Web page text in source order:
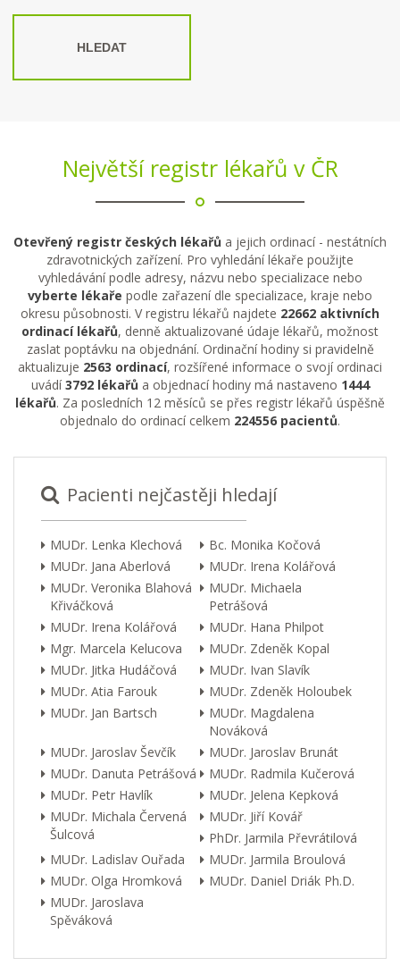
HLEDAT
Největší registr lékařů v ČR
Otevřený registr českých lékařů a jejich ordinací - nestátních
zdravotnických zařízení. Pro vyhledání lékaře použijte
vyhledávání podle adresy, názvu nebo specializace nebo
vyberte lékaře podle zařazení dle specializace, kraje nebo
okresu působnosti. V registru lékařů najdete 22662 aktivních
ordinací lékařů, denně aktualizované údaje lékařů, možnost
zaslat poptávku na objednání. Ordinační hodiny si pravidelně
aktualizuje 2563 ordinací, rozšířené informace o svojí ordinaci
uvádí3792 lékařů a objednací hodiny má nastaveno 1444
lékařů. Za posledních 12 měsíců se přes registr lékařů úspěšně
objednalo do ordinací celkem 224556 pacientů.
Pacienti nejčastěji hledají
MUDr. Lenka Klechová
Bc. Monika Kočová
MUDr. Jana Aberlová
MUDr. Irena Kolářová
MUDr. Veronika Blahová
Křiváčková
MUDr. Michaela
Petrášová
MUDr. Irena Kolářová
MUDr. Hana Philpot
Mgr. Marcela Kelucova
MUDr. Zdeněk Kopal
MUDr. Jitka Hudáčová
MUDr. Ivan Slavík
MUDr. Atia Farouk
MUDr. Zdeněk Holoubek
MUDr. Jan Bartsch
MUDr. Magdalena
Nováková
MUDr. Jaroslav Ševčík
MUDr. Jaroslav Brunát
MUDr. Danuta Petrášová
MUDr. Radmila Kučerová
MUDr. Petr Havlík
MUDr. Jelena Kepková
MUDr. Michala Červená
Šulcová
MUDr. Jiří Kovář
PhDr. Jarmila Převrátilová
MUDr. Ladislav Ouřada
MUDr. Jarmila Broulová
MUDr. Olga Hromková
MUDr. Daniel Driák Ph.D.
MUDr. Jaroslava
Spěváková